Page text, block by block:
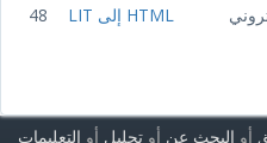
48 LIT إلى HTML
أو البحث عن أو تحليل أو التعليمات